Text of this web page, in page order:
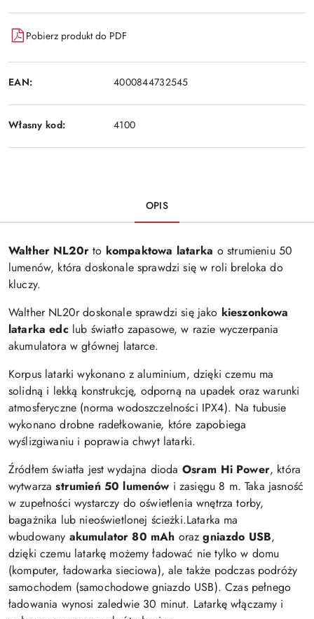
dostawa
Pobierz produkt do PDF
EAN: 4000844732545
Własny kod: 4100
OPIS
Walther NL20r to kompaktowa latarka o strumieniu 50
lumenów, która doskonale sprawdzi się w roli breloka do
kluczy.
Walther NL20r doskonale sprawdzi się jako kieszonkowa
latarka edc lub światło zapasowe, w razie wyczerpania
akumulatora w głównej latarce.
Korpus latarki wykonano z aluminium, dzięki czemu ma
solidną i lekką konstrukcję, odporną na upadek oraz warunki
atmosferyczne (norma wodoszczelności IPX4). Na tubusie
wykonano drobne radełkowanie, które zapobiega
wyślizgiwaniu i poprawia chwyt latarki.
Źródłem światła jest wydajna dioda Osram Hi Power, która
wytwarza strumień 50 lumenów i zasięgu 8 m. Taka jasność
w zupełności wystarczy do oświetlenia wnętrza torby,
bagażnika lub nieoświetlonej ścieżki.Latarka ma
wbudowany akumulator 80 mAh oraz gniazdo USB,
dzięki czemu latarkę możemy ładować nie tylko w domu
(komputer, ładowarka sieciowa), ale także podczas podróży
samochodem (samochodowe gniazdo USB). Czas pełnego
ładowania wynosi zaledwie 30 minut. Latarkę włączamy i